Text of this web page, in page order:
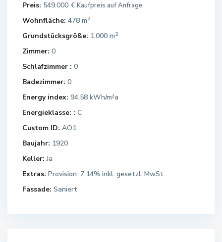
Preis: 549.000 € Kaufpreis auf Anfrage
Wohnfläche: 478 m2
Grundstücksgröße: 1,000 m2
Zimmer: 0
Schlafzimmer : 0
Badezimmer: 0
Energy index: 94,58 kWh/m²a
Energieklasse: : C
Custom ID: AO1
Baujahr: 1920
Keller: Ja
Extras: Provision: 7,14% inkl. gesetzl. MwSt.
Fassade: Saniert